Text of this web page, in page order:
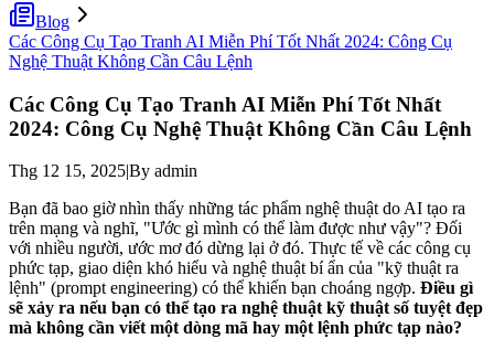
Blog
Các Công Cụ Tạo Tranh AI Miễn Phí Tốt Nhất 2024: Công Cụ
Nghệ Thuật Không Cần Câu Lệnh
Các Công Cụ Tạo Tranh AI Miễn Phí Tốt Nhất
2024: Công Cụ Nghệ Thuật Không Cần Câu Lệnh
Thg 12 15, 2025|By admin
Bạn đã bao giờ nhìn thấy những tác phẩm nghệ thuật do AI tạo ra
trên mạng và nghĩ, "Ước gì mình có thể làm được như vậy"? Đối
với nhiều người, ước mơ đó dừng lại ở đó. Thực tế về các công cụ
phức tạp, giao diện khó hiểu và nghệ thuật bí ẩn của "kỹ thuật ra
lệnh" (prompt engineering) có thể khiến bạn choáng ngợp. Điều gì
sẽ xảy ra nếu bạn có thể tạo ra nghệ thuật kỹ thuật số tuyệt đẹp
mà không cần viết một dòng mã hay một lệnh phức tạp nào?